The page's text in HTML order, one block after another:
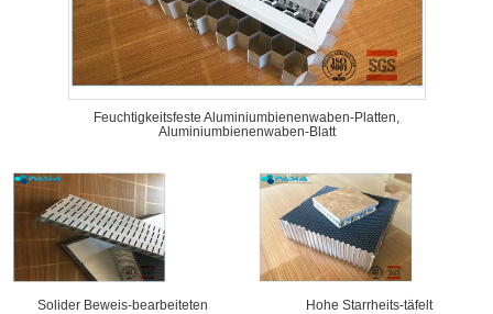
Feuchtigkeitsfeste Aluminiumbienenwaben-Platten,
Aluminiumbienenwaben-Blatt
Solider Beweis-bearbeiteten
Hohe Starrheits-täfelt